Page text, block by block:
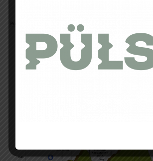
Points de ravitaillements
13 points de ravitaillements (hydratation, nutrition,
PLUS D’INFOS ICI